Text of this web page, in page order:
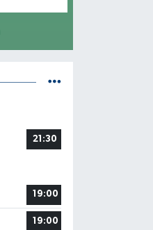
21:30
19:00
19:00